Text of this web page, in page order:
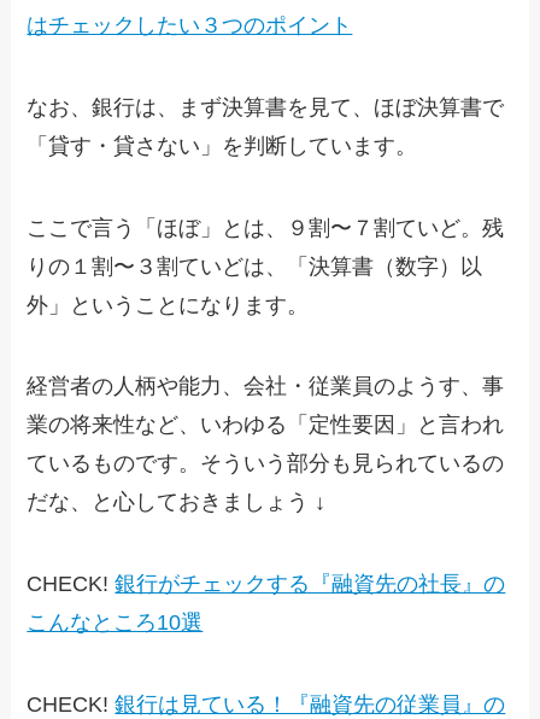
はチェックしたい３つのポイント
なお、銀行は、まず決算書を見て、ほぼ決算書で
「貸す・貸さない」を判断しています。
ここで言う「ほぼ」とは、９割〜７割ていど。残
りの１割〜３割ていどは、「決算書（数字）以
外」ということになります。
経営者の人柄や能力、会社・従業員のようす、事
業の将来性など、いわゆる「定性要因」と言われ
ているものです。そういう部分も見られているの
だな、と心しておきましょう ↓
CHECK!銀行がチェックする『融資先の社長』の
こんなところ10選
CHECK!銀行は見ている！『融資先の従業員』の